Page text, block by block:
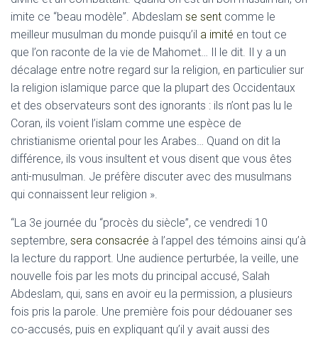
imite ce “beau modèle”. Abdeslam se sent comme le
meilleur musulman du monde puisqu’il a imité en tout ce
que l’on raconte de la vie de Mahomet… Il le dit. Il y a un
décalage entre notre regard sur la religion, en particulier sur
la religion islamique parce que la plupart des Occidentaux
et des observateurs sont des ignorants : ils n’ont pas lu le
Coran, ils voient l’islam comme une espèce de
christianisme oriental pour les Arabes… Quand on dit la
différence, ils vous insultent et vous disent que vous êtes
anti-musulman. Je préfère discuter avec des musulmans
qui connaissent leur religion ».
“La 3e journée du “procès du siècle”, ce vendredi 10
septembre, sera consacrée à l’appel des témoins ainsi qu’à
la lecture du rapport. Une audience perturbée, la veille, une
nouvelle fois par les mots du principal accusé, Salah
Abdeslam, qui, sans en avoir eu la permission, a plusieurs
fois pris la parole. Une première fois pour dédouaner ses
co-accusés, puis en expliquant qu’il y avait aussi des